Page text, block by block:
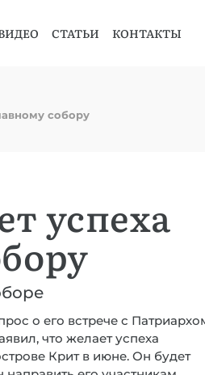
СТАТЬИ КОНТАКТЫ
собору
успеха
о его встрече с
что желает успеха
Крит в июне. Он будет